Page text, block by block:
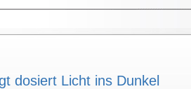
dosiert Licht ins Dunkel